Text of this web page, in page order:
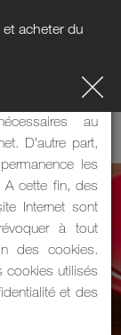
acheter du
ont deux
au
D’autre part,
les
A cette fin, des
Internet sont
à tout
des cookies.
cookies utilisés
et des